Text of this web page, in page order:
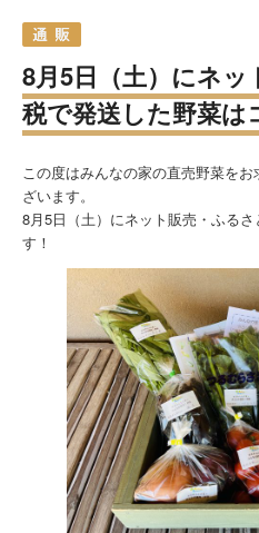
8月5日（土）にネ
税で発送した野菜は
この度はみんなの家の直売野菜を
ざいます。
8月5日（土）にネット販売・ふる
す！